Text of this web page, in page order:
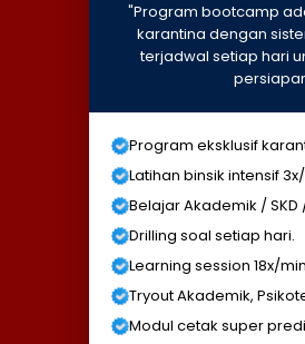
"Program bootcamp
karantina dengan
terjadwal setiap hari
Program eksklusif
Latihan binsik intensif
Belajar Akademik /
Drilling soal setiap hari.
Learning session 18x/
Tryout Akademik,
Modul cetak super